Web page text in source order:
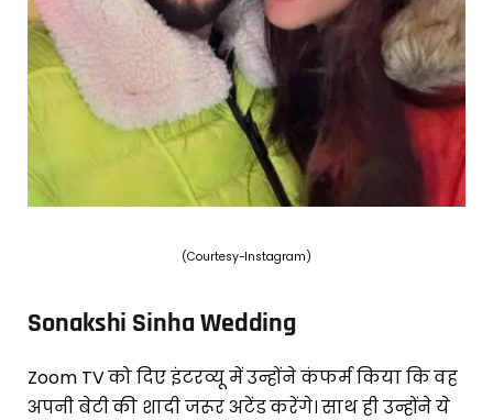
(Courtesy-Instagram)
Sonakshi Sinha Wedding
Zoom TV को दिए इंटरव्यू में उन्होंने कंफर्म किया कि वह
अपनी बेटी की शादी जरूर अटेंड करेंगे। साथ ही उन्होंने ये